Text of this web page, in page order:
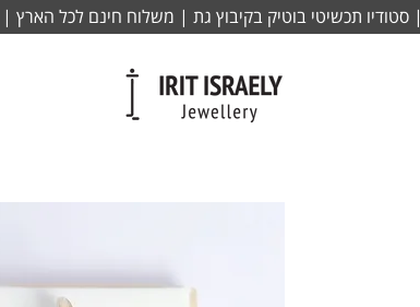
| סטודיו תכשיטי בוטיק בקיבוץ גת | משלוח חינם לכל הארץ |